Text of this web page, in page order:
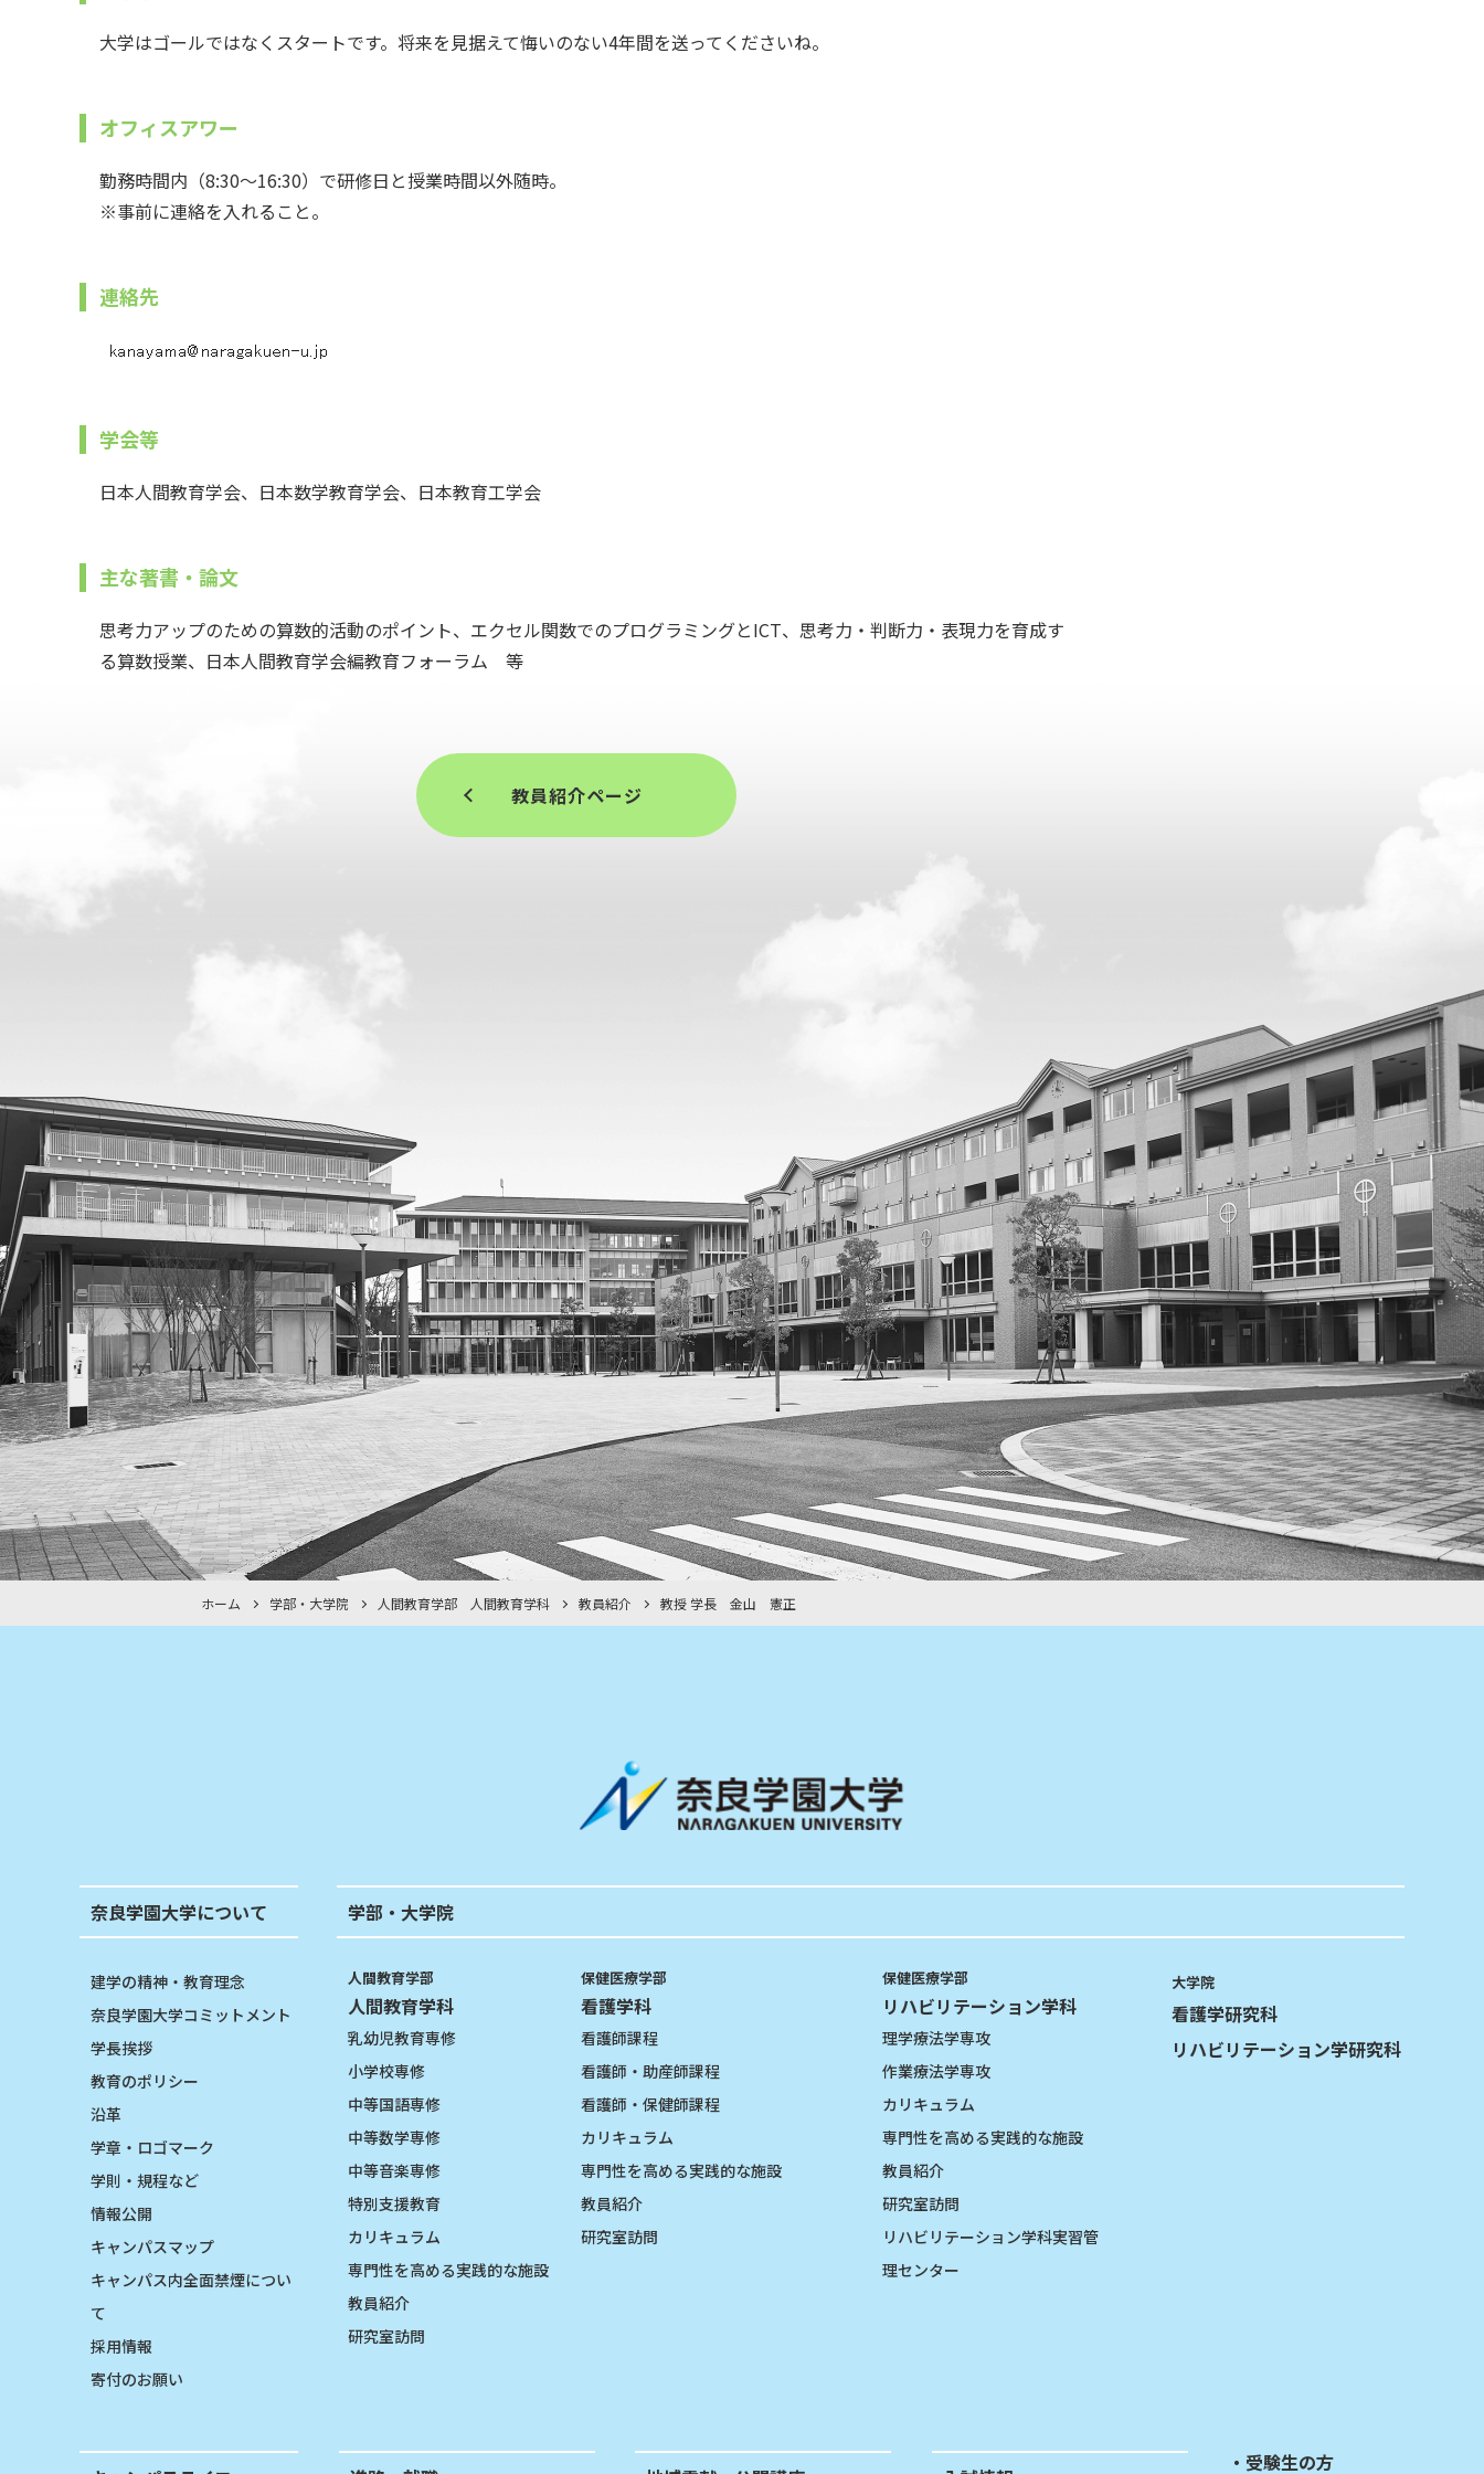
大学はゴールではなくスタートです。将来を見据えて悔いのない4年間を送ってくださいね。
オフィスアワー
勤務時間内（8:30～16:30）で研修日と授業時間以外随時。
※事前に連絡を入れること。
連絡先
学会等
日本人間教育学会、日本数学教育学会、日本教育工学会
主な著書・論文
思考力アップのための算数的活動のポイント、エクセル関数でのプログラミングとICT、思考力・判断力・表現力を育成す
る算数授業、日本人間教育学会編教育フォーラム 等
教員紹介ページ
ホーム 学部・大学院 人間教育学部 人間教育学科 教員紹介 教授 学長 金山 憲正
奈良学園大学について
建学の精神・教育理念
奈良学園大学コミットメント
学長挨拶
教育のポリシー
沿革
学章・ロゴマーク
学則・規程など
情報公開
キャンパスマップ
キャンパス内全面禁煙につい
て
採用情報
寄付のお願い
学部・大学院
人間教育学部
人間教育学科
乳幼児教育専修
小学校専修
中等国語専修
中等数学専修
中等音楽専修
特別支援教育
カリキュラム
専門性を高める実践的な施設
教員紹介
研究室訪問
保健医療学部
看護学科
看護師課程
看護師・助産師課程
看護師・保健師課程
カリキュラム
専門性を高める実践的な施設
教員紹介
研究室訪問
保健医療学部
リハビリテーション学科
理学療法学専攻
作業療法学専攻
カリキュラム
専門性を高める実践的な施設
教員紹介
研究室訪問
リハビリテーション学科実習管
理センター
大学院
看護学研究科
リハビリテーション学研究科
受験生の方